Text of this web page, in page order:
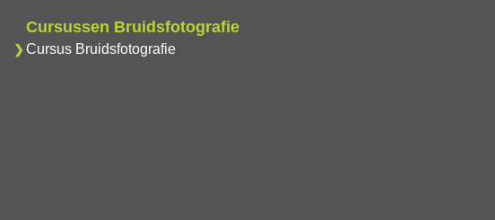
Cursussen Bruidsfotografie
Cursus Bruidsfotografie